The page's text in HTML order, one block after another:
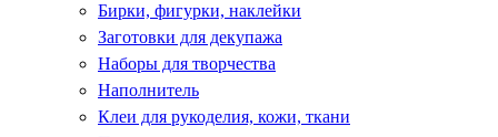
Бирки, фигурки, наклейки
Заготовки для декупажа
Наборы для творчества
Наполнитель
Клеи для рукоделия, кожи, ткани